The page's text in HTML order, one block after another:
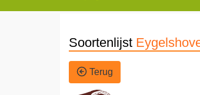
Soortenlijst
Terug